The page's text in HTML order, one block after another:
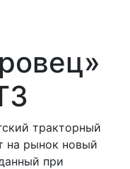
тракторный
на рынок новый
при